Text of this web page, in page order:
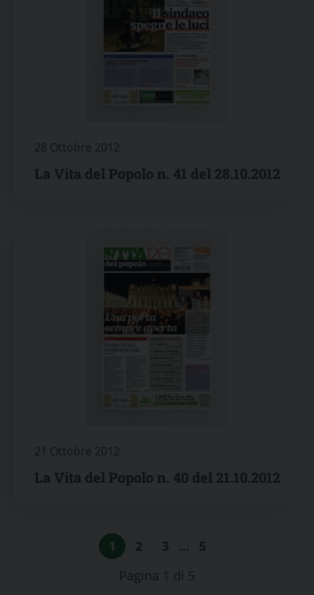
28 Ottobre 2012
La Vita del Popolo n. 41 del 28.10.2012
21 Ottobre 2012
La Vita del Popolo n. 40 del 21.10.2012
1 2 3 …
5
Pagina 1 di 5